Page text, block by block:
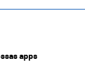
apps